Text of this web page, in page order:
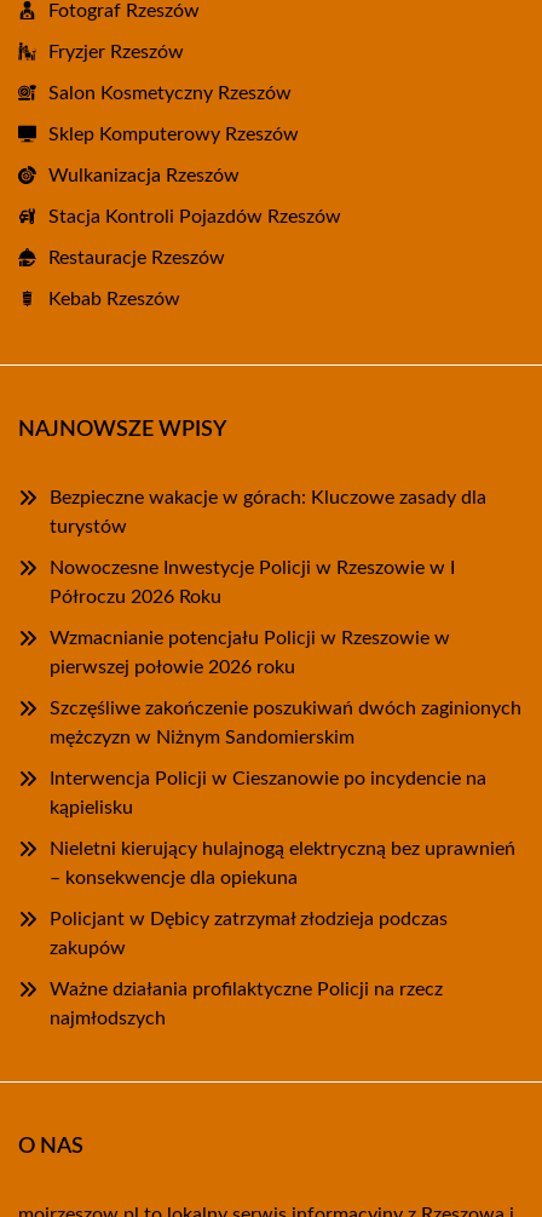
Fotograf Rzeszów
Fryzjer Rzeszów
Salon Kosmetyczny Rzeszów
Sklep Komputerowy Rzeszów
Wulkanizacja Rzeszów
Stacja Kontroli Pojazdów Rzeszów
Restauracje Rzeszów
Kebab Rzeszów
NAJNOWSZE WPISY
Bezpieczne wakacje w górach: Kluczowe zasady dla
turystów
Nowoczesne Inwestycje Policji w Rzeszowie w I
Półroczu 2026 Roku
Wzmacnianie potencjału Policji w Rzeszowie w
pierwszej połowie 2026 roku
Szczęśliwe zakończenie poszukiwań dwóch zaginionych
mężczyzn w Niżnym Sandomierskim
Interwencja Policji w Cieszanowie po incydencie na
kąpielisku
Nieletni kierujący hulajnogą elektryczną bez uprawnień
– konsekwencje dla opiekuna
Policjant w Dębicy zatrzymał złodzieja podczas
zakupów
Ważne działania profilaktyczne Policji na rzecz
najmłodszych
O NAS